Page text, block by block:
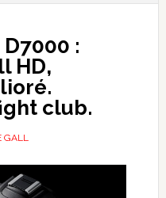
:
HD,
club.
GALL